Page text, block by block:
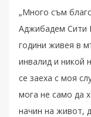
„Много съм
Аджибадем Сити
години живея в
инвалид и никой
се заеха с моя
мога не само да
начин на живот,